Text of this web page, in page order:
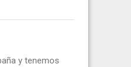
y tenemos